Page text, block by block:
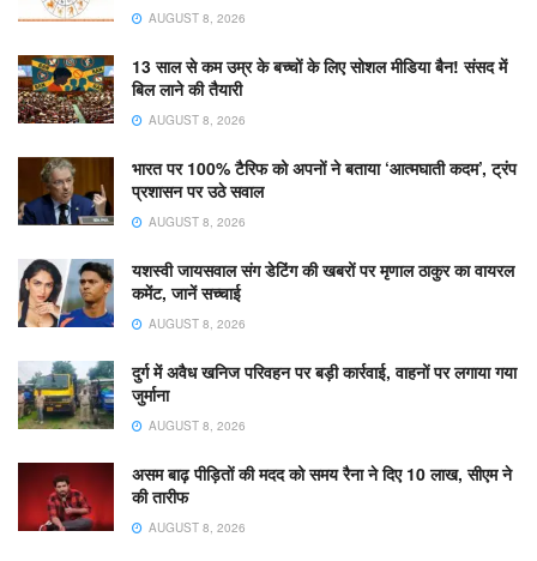
AUGUST 8, 2026
13 साल से कम उम्र के बच्चों के लिए सोशल मीडिया बैन! संसद में
बिल लाने की तैयारी
AUGUST 8, 2026
भारत पर 100% टैरिफ को अपनों ने बताया ‘आत्मघाती कदम’, ट्रंप
प्रशासन पर उठे सवाल
AUGUST 8, 2026
यशस्वी जायसवाल संग डेटिंग की खबरों पर मृणाल ठाकुर का वायरल
कमेंट, जानें सच्चाई
AUGUST 8, 2026
दुर्ग में अवैध खनिज परिवहन पर बड़ी कार्रवाई, वाहनों पर लगाया गया
जुर्माना
AUGUST 8, 2026
असम बाढ़ पीड़ितों की मदद को समय रैना ने दिए 10 लाख, सीएम ने
की तारीफ
AUGUST 8, 2026